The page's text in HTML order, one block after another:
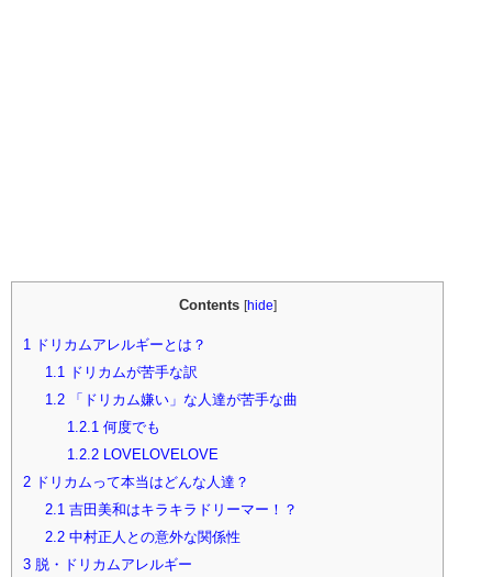
Contents [hide]
1 ドリカムアレルギーとは？
1.1ドリカムが苦手な訳
1.2「ドリカム嫌い」な人達が苦手な曲
1.2.1何度でも
1.2.2LOVELOVELOVE
2 ドリカムって本当はどんな人達？
2.1吉田美和はキラキラドリーマー！？
2.2中村正人との意外な関係性
3 脱・ドリカムアレルギー